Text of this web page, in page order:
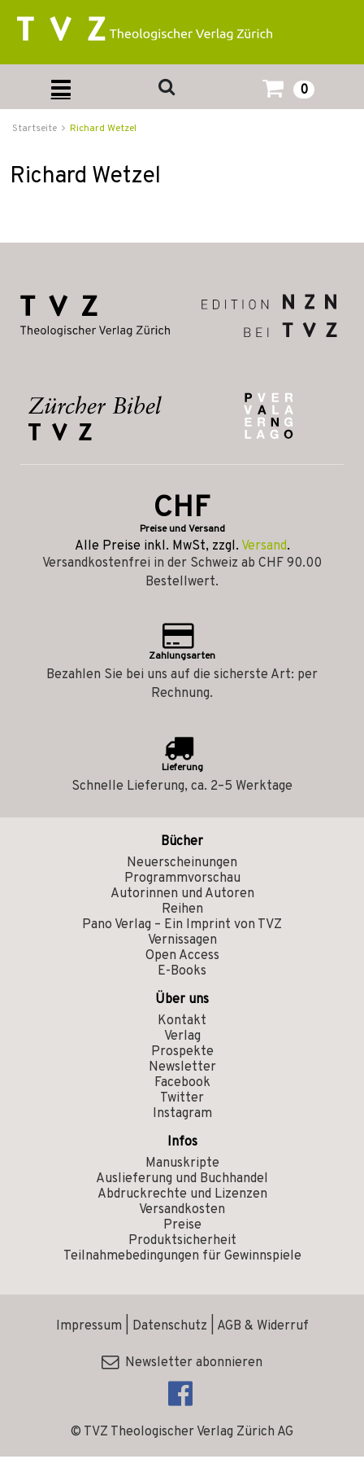
0
Startseite Richard Wetzel
Richard Wetzel
CHF
Preise und Versand
Alle Preise inkl. MwSt, zzgl. Versand.
Versandkostenfrei in der Schweiz ab CHF 90.00
Bestellwert.
Zahlungsarten
Bezahlen Sie bei uns auf die sicherste Art: per
Rechnung.
Lieferung
Schnelle Lieferung, ca. 2–5 Werktage
Bücher
Neuerscheinungen
Programmvorschau
Autorinnen und Autoren
Reihen
Pano Verlag – Ein Imprint von TVZ
Vernissagen
Open Access
E-Books
Über uns
Kontakt
Verlag
Prospekte
Newsletter
Facebook
Twitter
Instagram
Infos
Manuskripte
Auslieferung und Buchhandel
Abdruckrechte und Lizenzen
Versandkosten
Preise
Produktsicherheit
Teilnahmebedingungen für Gewinnspiele
© TVZ Theologischer Verlag Zürich AG
Impressum Datenschutz AGB & Widerruf
Newsletter abonnieren